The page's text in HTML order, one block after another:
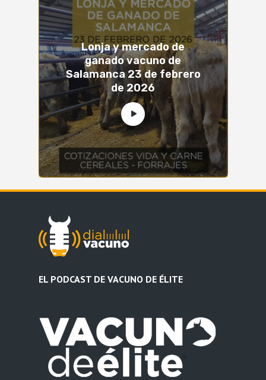
Lonja y mercado de
ganado vacuno de
Salamanca 23 de febrero
de 2026
EL PODCAST DE VACUNO DE ÉLITE